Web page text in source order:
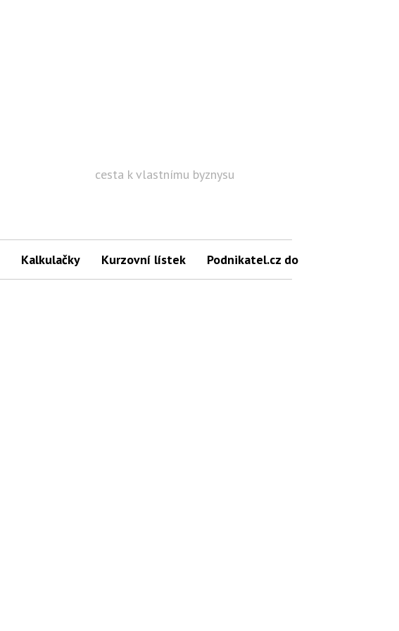
cesta k vlastnímu byznysu
Kalkulačky Kurzovní lístek Podnikatel.cz do mailu